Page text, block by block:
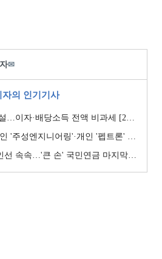
✉
자의 인기기사
·배당소득 전액 비과세 [2026 세제개편안]
인 '펩트론' 1위 [주간 코스닥 순매수- 2026년 7월27일~7월31일]
속속…'큰 손' 국민연금 마지막 타자